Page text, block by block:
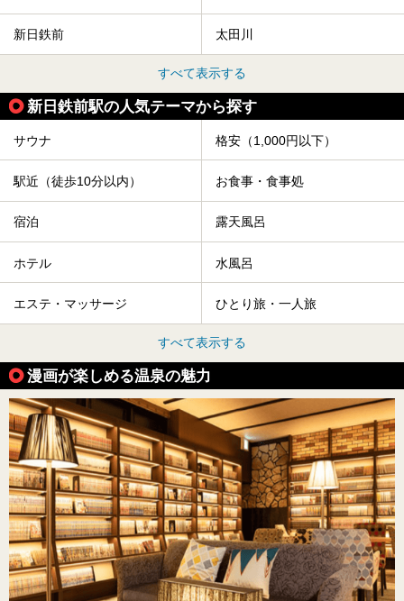
新日鉄前 太田川
すべて表示する
新日鉄前駅の人気テーマから探す
サウナ 格安（1,000円以下）
駅近（徒歩10分以内） お食事・食事処
宿泊 露天風呂
ホテル 水風呂
エステ・マッサージ ひとり旅・一人旅
すべて表示する
漫画が楽しめる温泉の魅力